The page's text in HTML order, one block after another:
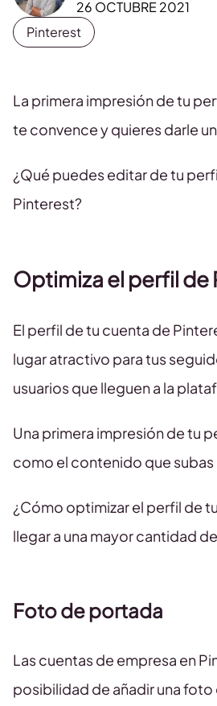
26 OCTUBRE 2021
Pinterest
La primera impresión de tu
te convence y quieres darle
¿Qué puedes editar de tu
Pinterest?
Optimiza el perfil de
El perfil de tu cuenta de
lugar atractivo para tus
usuarios que lleguen a la
Una primera impresión de tu
como el contenido que subas
¿Cómo optimizar el perfil de
llegar a una mayor cantidad
Foto de portada
Las cuentas de empresa en
posibilidad de añadir una